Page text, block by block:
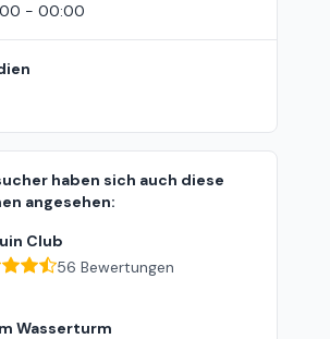
- 00:00
haben sich auch diese
angesehen:
Club
56 Bewertungen
Wasserturm